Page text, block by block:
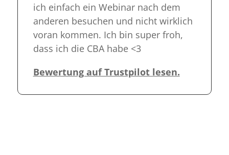
ich einfach ein Webinar nach dem
anderen besuchen und nicht wirklich
voran kommen. Ich bin super froh,
dass ich die CBA habe <3
Bewertung auf Trustpilot lesen.